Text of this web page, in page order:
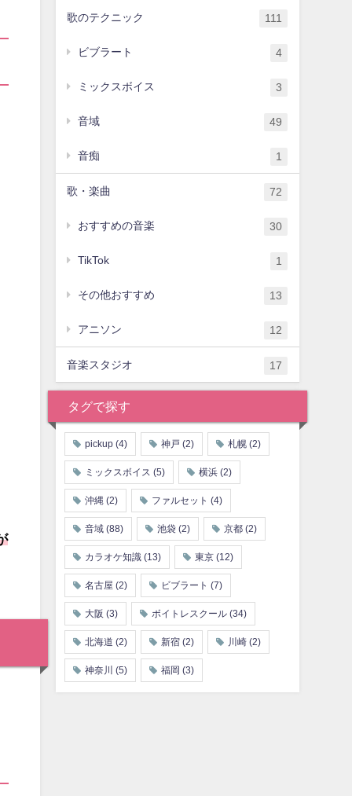
歌のテクニック 111
ビブラート 4
ミックスボイス 3
音域 49
音痴 1
歌・楽曲 72
おすすめの音楽 30
TikTok 1
その他おすすめ 13
アニソン 12
音楽スタジオ 17
タグで探す
pickup(4) 神戸 (2) 札幌(2)
ミックスボイス (5) 横浜(2)
沖縄 (2) ファルセット (4)
音域(88) 池袋(2) 京都(2)
カラオケ知識 (13) 東京(12)
名古屋 (2) ビブラート (7)
大阪 (3) ボイトレスクール(34)
北海道 (2) 新宿(2) 川崎(2)
神奈川 (5) 福岡 (3)